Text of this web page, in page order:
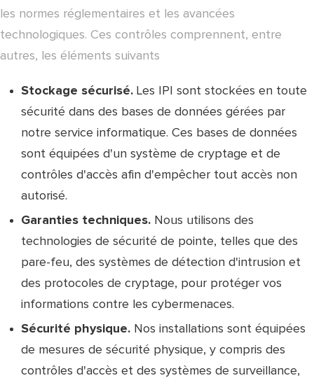
les normes réglementaires et les avancées
technologiques. Ces contrôles comprennent, entre
autres, les éléments suivants
Stockage sécurisé. Les IPI sont stockées en toute
sécurité dans des bases de données gérées par
notre service informatique. Ces bases de données
sont équipées d'un système de cryptage et de
contrôles d'accès afin d'empêcher tout accès non
autorisé.
Garanties techniques. Nous utilisons des
technologies de sécurité de pointe, telles que des
pare-feu, des systèmes de détection d'intrusion et
des protocoles de cryptage, pour protéger vos
informations contre les cybermenaces.
Sécurité physique. Nos installations sont équipées
de mesures de sécurité physique, y compris des
contrôles d'accès et des systèmes de surveillance,